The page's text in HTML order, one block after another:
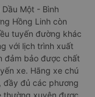
Một - Bình
Hồng Linh còn
tuyến đường khác
với lịch trình xuất
đảm bảo được chất
xe. Hãng xe chú
đầy đủ các phương